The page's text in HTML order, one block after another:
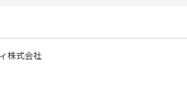
株式会社